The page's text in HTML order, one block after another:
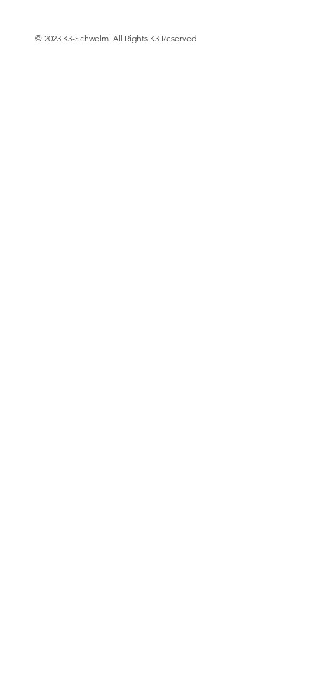
© 2023 K3-Schwelm. All Rights K3 Reserved